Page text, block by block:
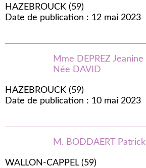
HAZEBROUCK (59)
Date de publication : 12 mai 2023
Mme DEPREZ Jeanine
Née DAVID
HAZEBROUCK (59)
Date de publication : 10 mai 2023
M. BODDAERT Patrick
WALLON-CAPPEL (59)